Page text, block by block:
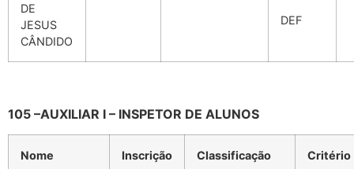
DE
JESUS
CÂNDIDO
DEF
105 –AUXILIAR I – INSPETOR DE ALUNOS
Nome Inscrição Classificação Critério